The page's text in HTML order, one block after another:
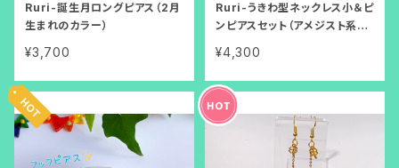
Ruri-誕生月ロングピアス（2月
生まれのカラー）
¥3,700
Ruri-うきわ型ネックレス小＆ピ
ンピアスセット（アメジスト系＋
紐）
¥4,300